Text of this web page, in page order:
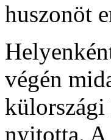
huszonöt
végén
külországi
nyitotta. A